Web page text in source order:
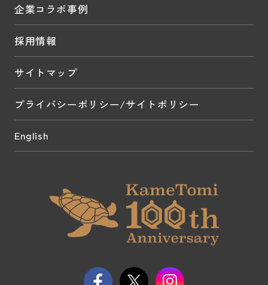
企業コラボ事例
採用情報
サイトマップ
プライバシーポリシー/サイトポリシー
English